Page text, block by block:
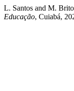
L. Santos and M.
Educação, Cuiabá,